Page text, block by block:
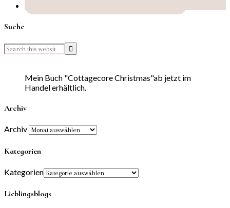
Suche
Mein Buch "Cottagecore Christmas"ab jetzt im
Handel erhältlich.
Archiv
Archiv
Kategorien
Kategorien
Lieblingsblogs